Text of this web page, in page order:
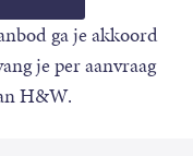
ga je akkoord
je per aanvraag
H&W.